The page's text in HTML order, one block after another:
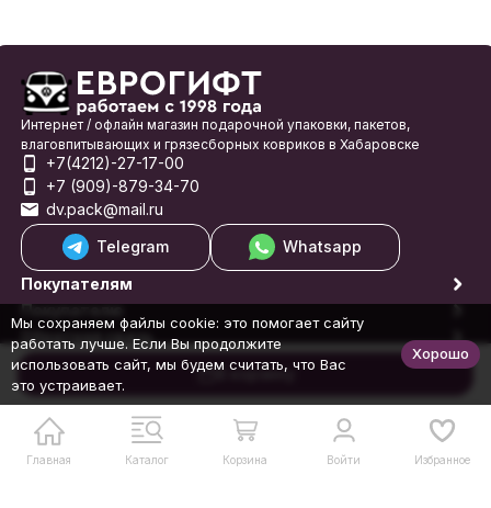
В корзину
Главная Каталог Корзина Войти Избранное
Интернет / офлайн магазин подарочной упаковки, пакетов,
влаговпитывающих и грязесборных ковриков в Хабаровске
+7(4212)-27-17-00
+7 (909)-879-34-70
dv.pack@mail.ru
Telegram
Whatsapp
Покупателям
Покупателю
Обратная связь
© 1998-2026 Еврогифт
Мы сохраняем файлы cookie: это помогает сайту
работать лучше. Если Вы продолжите
использовать сайт, мы будем считать, что Вас
это устраивает.
Хорошо